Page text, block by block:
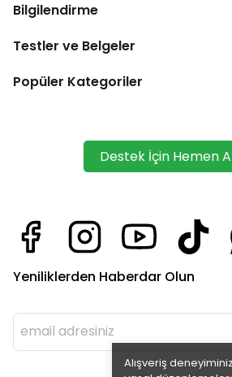
Alışveriş
Bilgilendirme
Testler ve Belgeler
Popüler Kategoriler
Destek İçin Hemen
Yeniliklerden Haberdar Olun